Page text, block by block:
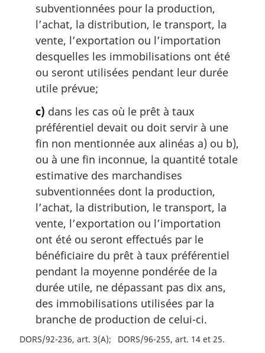
subventionnées pour la production,
l’achat, la distribution, le transport, la
vente, l’exportation ou l’importation
desquelles les immobilisations ont été
ou seront utilisées pendant leur durée
utile prévue;
c) dans les cas où le prêt à taux
préférentiel devait ou doit servir à une
fin non mentionnée aux alinéas a) ou b),
ou à une fin inconnue, la quantité totale
estimative des marchandises
subventionnées dont la production,
l’achat, la distribution, le transport, la
vente, l’exportation ou l’importation
ont été ou seront effectués par le
bénéficiaire du prêt à taux préférentiel
pendant la moyenne pondérée de la
durée utile, ne dépassant pas dix ans,
des immobilisations utilisées par la
branche de production de celui-ci.
DORS/92-236, art. 3(A) DORS/96-255, art. 14 et 25